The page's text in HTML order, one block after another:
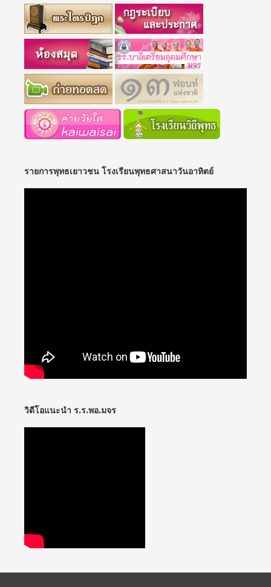
รายการพุทธเยาวชน โรงเรียนพุทธศาสนาวันอาทิตย์
วิดีโอแนะนำ ร.ร.พอ.มจร